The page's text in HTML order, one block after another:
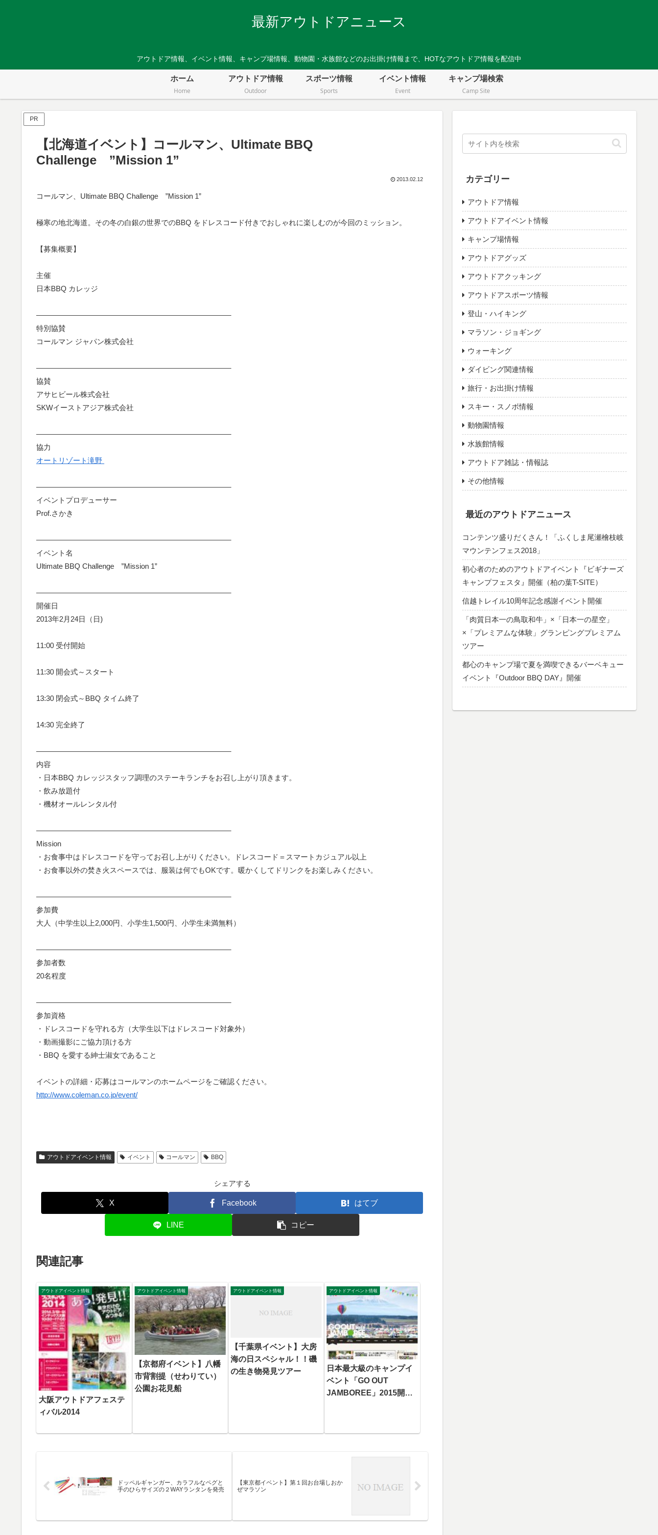
最新アウトドアニュース
アウトドア情報、イベント情報、キャンプ場情報、動物園・水族館などのお出掛け情報まで、HOTなアウトドア情報を配信中
ホーム
Home
アウトドア情報
Outdoor
スポーツ情報
Sports
イベント情報
Event
キャンプ場検索
Camp Site
PR
【北海道イベント】コールマン、Ultimate BBQ
Challenge ”Mission 1”
2013.02.12
コールマン、Ultimate BBQ Challenge ”Mission 1”
極寒の地北海道。その冬の白銀の世界でのBBQ をドレスコード付きでおしゃれに楽しむのが今回のミッション。
【募集概要】
主催
日本BBQ カレッジ
——————————————————————————–
特別協賛
コールマン ジャパン株式会社
——————————————————————————–
協賛
アサヒビール株式会社
SKWイーストアジア株式会社
——————————————————————————–
協力
オートリゾート滝野
——————————————————————————–
イベントプロデューサー
Prof.さかき
——————————————————————————–
イベント名
Ultimate BBQ Challenge ”Mission 1”
——————————————————————————–
開催日
2013年2月24日（日)
11:00 受付開始
11:30 開会式～スタート
13:30 閉会式～BBQ タイム終了
14:30 完全終了
——————————————————————————–
内容
・日本BBQ カレッジスタッフ調理のステーキランチをお召し上がり頂きます。
・飲み放題付
・機材オールレンタル付
——————————————————————————–
Mission
・お食事中はドレスコードを守ってお召し上がりください。ドレスコード＝スマートカジュアル以上
・お食事以外の焚き火スペースでは、服装は何でもOKです。暖かくしてドリンクをお楽しみください。
——————————————————————————–
参加費
大人（中学生以上2,000円、小学生1,500円、小学生未満無料）
——————————————————————————–
参加者数
20名程度
——————————————————————————–
参加資格
・ドレスコードを守れる方（大学生以下はドレスコード対象外）
・動画撮影にご協力頂ける方
・BBQ を愛する紳士淑女であること
イベントの詳細・応募はコールマンのホームページをご確認ください。
http://www.coleman.co.jp/event/
アウトドアイベント情報 イベント コールマン BBQ
シェアする
X Facebook はてブ
LINE コピー
関連記事
アウトドアイベント情報
大阪アウトドアフェステ
ィバル2014
アウトドアイベント情報
【京都府イベント】八幡
市背割提（せわりてい）
公園お花見船
アウトドアイベント情報
【千葉県イベント】大房
海の日スペシャル！！磯
の生き物発見ツアー
アウトドアイベント情報
日本最大級のキャンプイ
ベント「GO OUT
JAMBOREE」2015開催
ドッペルギャンガー、カラフルなペグと
手のひらサイズの２WAYランタンを発売
【東京都イベント】第１回お台場しおか
ぜマラソン
カテゴリー
アウトドア情報
アウトドアイベント情報
キャンプ場情報
アウトドアグッズ
アウトドアクッキング
アウトドアスポーツ情報
登山・ハイキング
マラソン・ジョギング
ウォーキング
ダイビング関連情報
旅行・お出掛け情報
スキー・スノボ情報
動物園情報
水族館情報
アウトドア雑誌・情報誌
その他情報
最近のアウトドアニュース
コンテンツ盛りだくさん！「ふくしま尾瀬檜枝岐
マウンテンフェス2018」
初心者のためのアウトドアイベント『ビギナーズ
キャンプフェスタ』開催（柏の葉T-SITE）
信越トレイル10周年記念感謝イベント開催
「肉質日本一の鳥取和牛」×「日本一の星空」
×「プレミアムな体験」グランピングプレミアム
ツアー
都心のキャンプ場で夏を満喫できるバーベキュー
イベント『Outdoor BBQ DAY』開催